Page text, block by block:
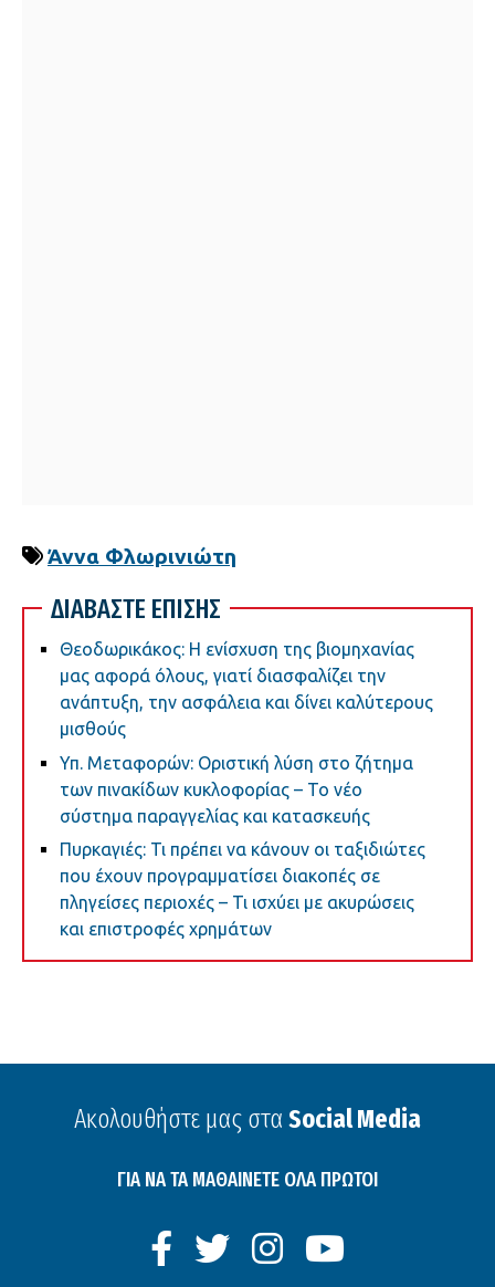
Άννα Φλωρινιώτη
ΔΙΑΒΑΣΤΕ ΕΠΙΣΗΣ
Θεοδωρικάκος: Η ενίσχυση της βιομηχανίας
μας αφορά όλους, γιατί διασφαλίζει την
ανάπτυξη, την ασφάλεια και δίνει καλύτερους
μισθούς
Υπ. Μεταφορών: Οριστική λύση στο ζήτημα
των πινακίδων κυκλοφορίας – Το νέο
σύστημα παραγγελίας και κατασκευής
Πυρκαγιές: Τι πρέπει να κάνουν οι ταξιδιώτες
που έχουν προγραμματίσει διακοπές σε
πληγείσες περιοχές – Τι ισχύει με ακυρώσεις
και επιστροφές χρημάτων
Ακολουθήστε μας στα Social Media
ΓΙΑ ΝΑ ΤΑ ΜΑΘΑΙΝΕΤΕ ΟΛΑ ΠΡΩΤΟΙ